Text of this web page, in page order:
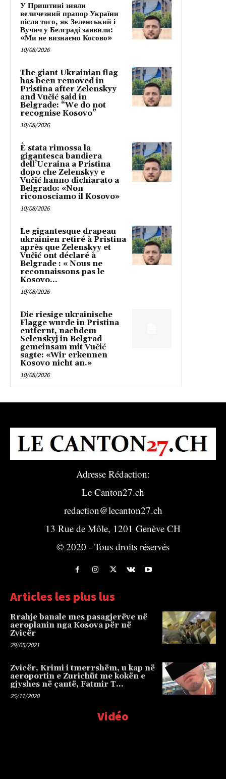
У Приштині зняли
величезний прапор України
після того, як Зеленський і
Вучич у Белграді заявили:
«Ми не визнаємо Косово»
10/08/2026
The giant Ukrainian flag
has been removed in
Pristina after Zelenskyy
and Vučić said in
Belgrade: “We do not
recognise Kosovo”
10/08/2026
È stata rimossa la
gigantesca bandiera
dell’Ucraina a Pristina
dopo che Zelenskyy e
Vučić hanno dichiarato a
Belgrado: «Non
riconosciamo il Kosovo»
10/08/2026
Le gigantesque drapeau
ukrainien retiré à Pristina
après que Zelenskyy et
Vučić ont déclaré à
Belgrade : « Nous ne
reconnaissons pas le
Kosovo...
10/08/2026
Die riesige ukrainische
Flagge wurde in Pristina
entfernt, nachdem
Selenskyj in Belgrad
gemeinsam mit Vučić
sagte: «Wir erkennen
Kosovo nicht an.»
10/08/2026
Adresse Rédaction:
Le Canton27.ch
redaction@lecanton27.ch
13 Rue de Môle, 1201 Genève CH
© 2020 - Tous droits réservés
Articles les plus lus
Rrahje banale mes pasagjerëve në
aeroplanin nga Kosova për në
Zvicër
29/05/2021
Zvicër, Krimi i tmerrshëm, u kap në
aeroportin e Zurichüt me kokën e
gjyshes në çantë, Fatmir T…
25/11/2020
Vidéo